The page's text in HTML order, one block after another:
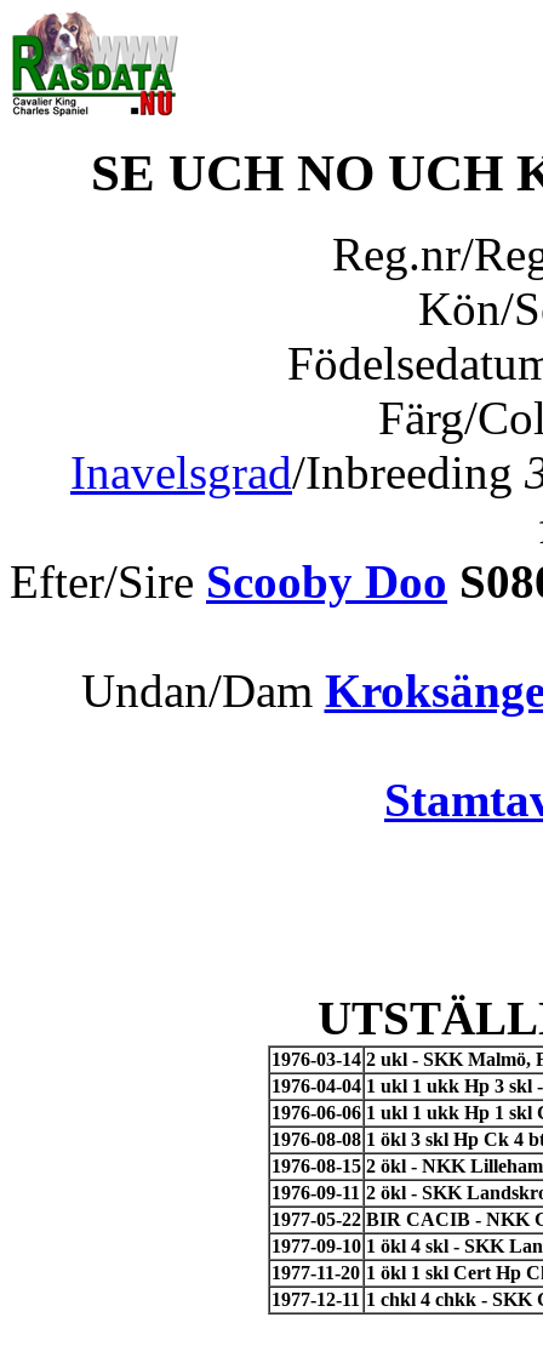
SE UCH NO UCH
Reg.nr/
Kön/
Färg/
Inavelsgrad/Inbreeding
Efter/Sire Scooby Doo
Undan/Dam
1976-03-14 2 ukl - SKK Malmö,
1976-04-04 1 ukl 1 ukk Hp 3 skl
1976-06-06 1 ukl 1 ukk Hp 1 skl
1976-08-08 1 ökl 3 skl Hp Ck 4
1976-08-15 2 ökl - NKK
1976-09-11 2 ökl - SKK
1977-05-22 BIR CACIB - NKK
1977-09-10 1 ökl 4 skl - SKK
1977-11-20 1 ökl 1 skl Cert Hp
1977-12-11 1 chkl 4 chkk - SKK